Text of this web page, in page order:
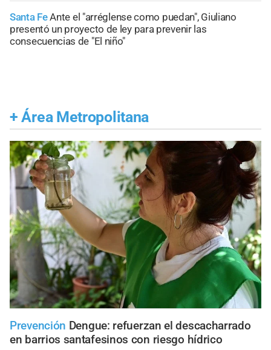
Santa FeAnte el "arréglense como puedan", Giuliano
presentó un proyecto de ley para prevenir las
consecuencias de "El niño"
+ Área Metropolitana
Prevención Dengue: refuerzan el descacharrado
en barrios santafesinos con riesgo hídrico